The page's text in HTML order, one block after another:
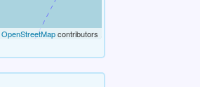
OpenStreetMapcontributors